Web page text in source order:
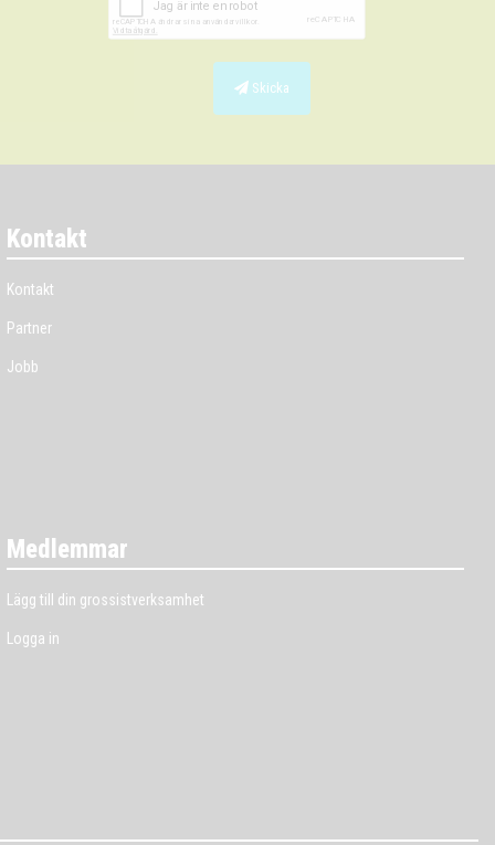
Skicka
Kontakt
Kontakt
Partner
Jobb
Medlemmar
Lägg till din grossistverksamhet
Logga in